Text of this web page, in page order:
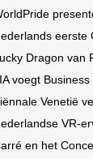
presenteert T-shirt
eerste Queer
Dragon van Frankey
voegt Business
Venetië verliest
VR-ervaring 'Amsterdam
en het Concertgebouw al 20